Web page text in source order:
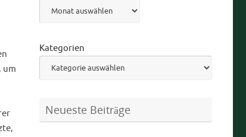
um
Archiv
Kategorien
Neueste Beiträge